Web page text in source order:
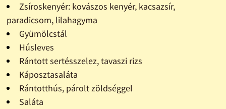
Zsíroskenyér: kovászos kenyér, kacsazsír,
paradicsom, lilahagyma
Gyümölcstál
Húsleves
Rántott sertésszelez, tavaszi rizs
Káposztasaláta
Rántotthús, párolt zöldséggel
Saláta